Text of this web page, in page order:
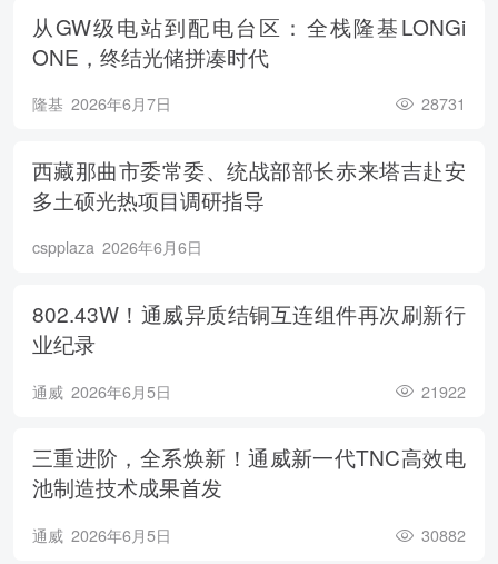
从GW级电站到配电台区：全栈隆基LONGi
ONE，终结光储拼凑时代
隆基 2026年6月7日 28731
西藏那曲市委常委、统战部部长赤来塔吉赴安
多土硕光热项目调研指导
cspplaza 2026年6月6日
802.43W！通威异质结铜互连组件再次刷新行
业纪录
通威 2026年6月5日 21922
三重进阶，全系焕新！通威新一代TNC高效电
池制造技术成果首发
通威 2026年6月5日 30882